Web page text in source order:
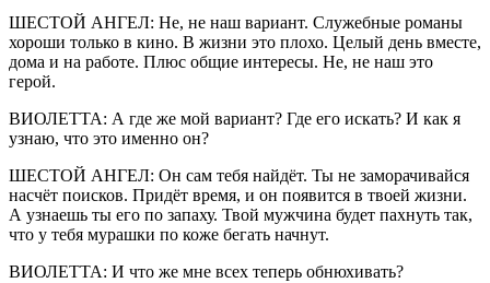
ШЕСТОЙ АНГЕЛ: Не, не наш вариант. Служебные романы
хороши только в кино. В жизни это плохо. Целый день вместе,
дома и на работе. Плюс общие интересы. Не, не наш это
герой.
ВИОЛЕТТА: А где же мой вариант? Где его искать? И как я
узнаю, что это именно он?
ШЕСТОЙ АНГЕЛ: Он сам тебя найдёт. Ты не заморачивайся
насчёт поисков. Придёт время, и он появится в твоей жизни.
А узнаешь ты его по запаху. Твой мужчина будет пахнуть так,
что у тебя мурашки по коже бегать начнут.
ВИОЛЕТТА: И что же мне всех теперь обнюхивать?